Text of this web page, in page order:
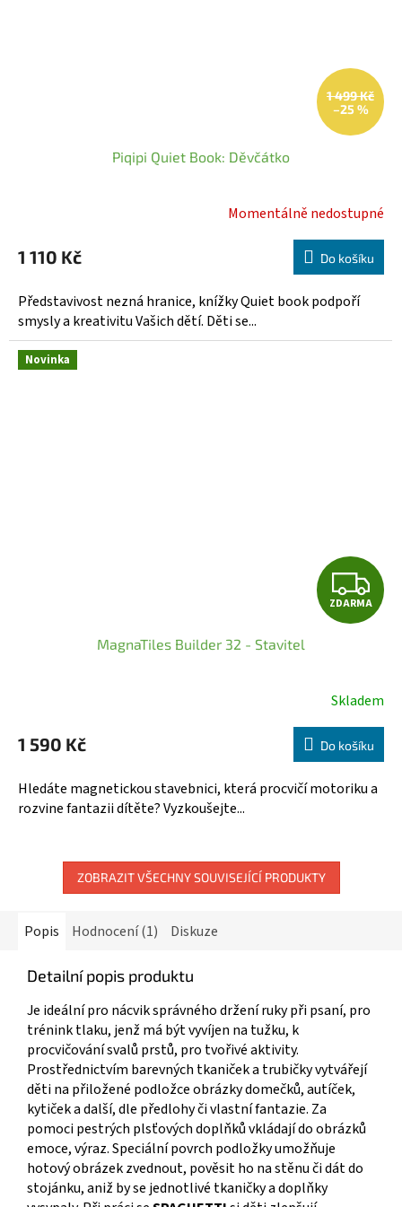
1 499 Kč
–25 %
Piqipi Quiet Book: Děvčátko
produktu
5,0
z
5
hvězdiček.
Momentálně nedostupné
1 110 Kč Do košíku
Představivost nezná hranice, knížky Quiet book podpoří
smysly a kreativitu Vašich dětí. Děti se...
Novinka
Z
D
R
M
A
ZDARMA
MagnaTiles Builder 32 - Stavitel
produktu
5,0
z
Skladem
1 590 Kč Do košíku
Hledáte magnetickou stavebnici, která procvičí motoriku a
rozvine fantazii dítěte? Vyzkoušejte...
ZOBRAZIT VŠECHNY SOUVISEJÍCÍ PRODUKTY
Popis Hodnocení (1) Diskuze
Detailní popis produktu
Je ideální pro nácvik správného držení ruky při psaní, pro
trénink tlaku, jenž má být vyvíjen na tužku, k
procvičování svalů prstů, pro tvořivé aktivity.
Prostřednictvím barevných tkaniček a trubičky vytvářejí
děti na přiložené podložce obrázky domečků, autíček,
kytiček a další, dle předlohy či vlastní fantazie. Za
pomoci pestrých plsťových doplňků vkládají do obrázků
emoce, výraz. Speciální povrch podložky umožňuje
hotový obrázek zvednout, pověsit ho na stěnu či dát do
stojánku, aniž by se jednotlivé tkaničky a doplňky